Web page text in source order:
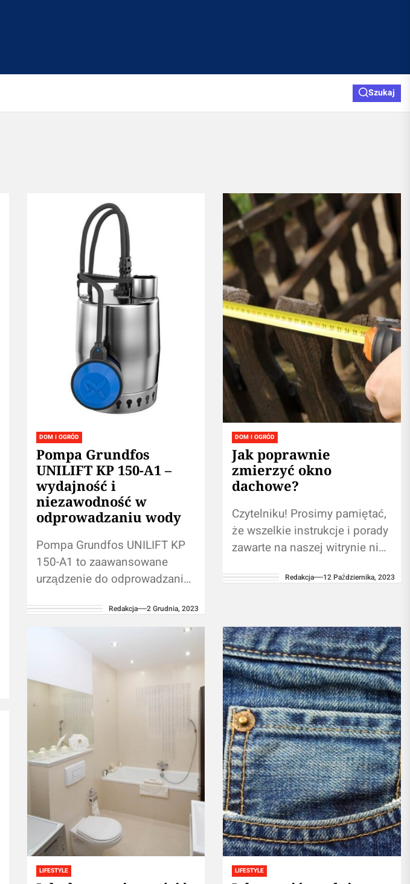
Szukaj
DOM I OGRÓD
Pompa Grundfos
UNILIFT KP 150-A1 –
wydajność i
niezawodność w
odprowadzaniu wody
Pompa Grundfos UNILIFT KP
150-A1 to zaawansowane
urządzenie do odprowadzania
niezastąpione narzędzie w
rozmaitych zastosowaniach. Ta
pompa została zaprojektowana
Redakcja 2 Grudnia, 2023
DOM I OGRÓD
Jak poprawnie
zmierzyć okno
dachowe?
Czytelniku! Prosimy pamiętać,
że wszelkie instrukcje i porady
zawarte na naszej witrynie nie
konsultacji ze
umieszczonych na naszym
blogu w...
Redakcja 12 Października, 2023
LIFESTYLE LIFESTYLE